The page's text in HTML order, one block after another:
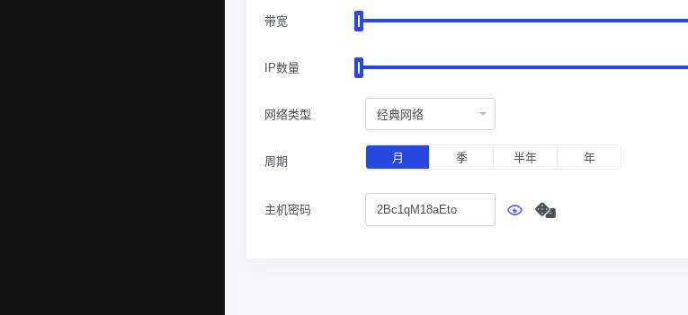
带宽
IP数量
网络类型 经典网络
周期 月 季 半年 年
主机密码